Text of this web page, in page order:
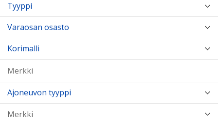
Tyyppi
Varaosan osasto
Korimalli
Ajoneuvon tyyppi